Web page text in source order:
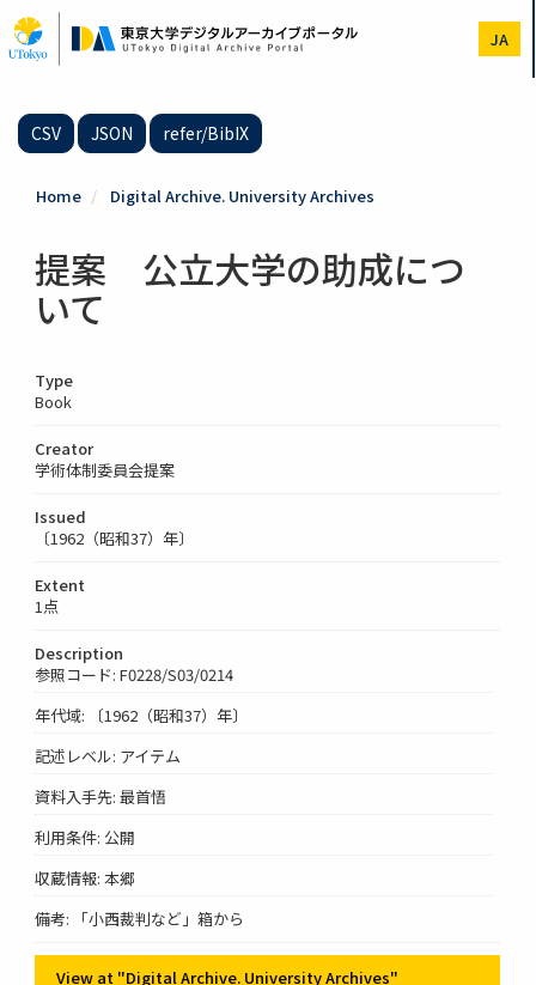
to
main
JA
CSV JSON refer/BibIX
Home Digital Archive. University Archives
提案 公立大学の助成につ
いて
Type
Book
Creator
学術体制委員会提案
Issued
〔1962（昭和37）年〕
Extent
1点
Description
参照コード: F0228/S03/0214
年代域: 〔1962（昭和37）年〕
記述レベル: アイテム
資料入手先: 最首悟
利用条件: 公開
収蔵情報: 本郷
備考: 「小西裁判など」箱から
View at "Digital Archive. University Archives"